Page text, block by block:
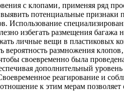
с клопами‚ применяя ряд
потенциальные
Использование
избегать размещения багажа
личные вещи в пластиковых
размножения
своевременно была
дополнительный
реагирование и
к этим мерам